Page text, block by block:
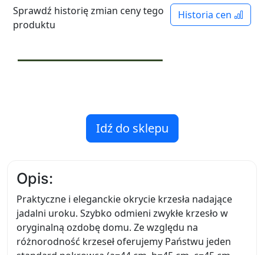
Historia cen
Sprawdź historię zmian ceny tego
produktu
Idź do sklepu
Opis:
Praktyczne i eleganckie okrycie krzesła nadające
jadalni uroku. Szybko odmieni zwykłe krzesło w
oryginalną ozdobę domu. Ze względu na
różnorodność krzeseł oferujemy Państwu jeden